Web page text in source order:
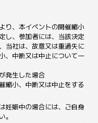
り、本イベントの開催縮小
し、参加者には、当該決定
当社は、故意又は重過失に
、中断又は中止について一
発生した場合
縮小、中断又は中止をする
妊娠中の場合には、ご自身
。